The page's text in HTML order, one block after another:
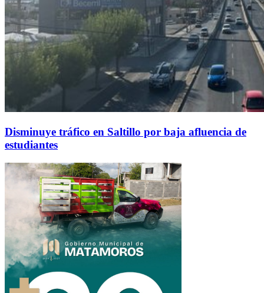
Disminuye tráfico en Saltillo por baja afluencia de
estudiantes